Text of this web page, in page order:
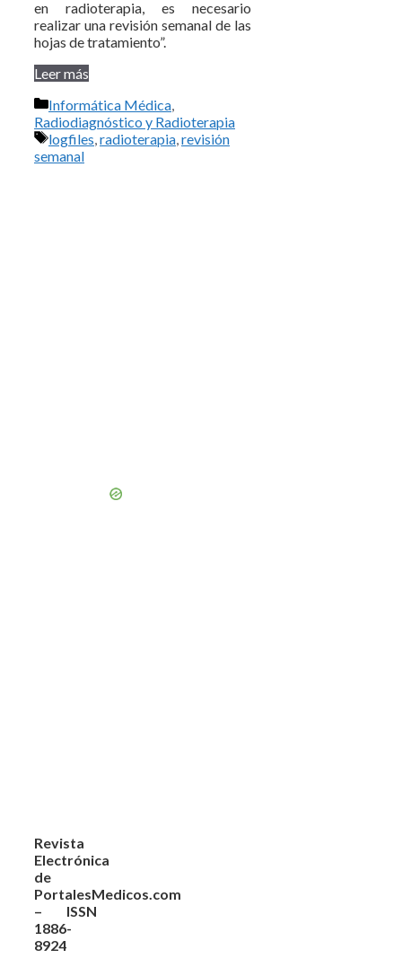
en radioterapia, es necesario
realizar una revisión semanal de las
hojas de tratamiento”.
Leer más
Categorías
Informática Médica,
Radiodiagnóstico y Radioterapia
Etiquetas
logfiles,radioterapia,revisión
semanal
Revista
Electrónica
de
PortalesMedicos.com
– ISSN
1886-
8924